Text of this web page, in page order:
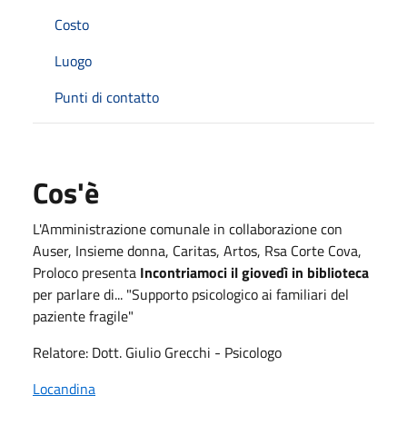
Costo
Luogo
Punti di contatto
Cos'è
L'Amministrazione comunale in collaborazione con
Auser, Insieme donna, Caritas, Artos, Rsa Corte Cova,
Proloco presenta Incontriamoci il giovedì in biblioteca
per parlare di... "Supporto psicologico ai familiari del
paziente fragile"
Relatore: Dott. Giulio Grecchi - Psicologo
Locandina